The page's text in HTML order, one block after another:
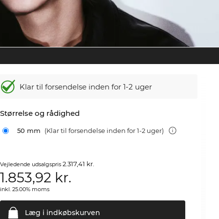
Klar til forsendelse inden for 1-2 uger
Størrelse og rådighed
50 mm (Klar til forsendelse inden for 1-2 uger)
Vejledende udsalgspris2.317,41 kr.
1.853,92 kr.
inkl. 25.00% moms
Læg i indkøbskurven